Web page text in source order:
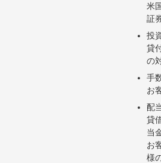
米
証
投
貸
の
手
お
配
貸
当
お
様